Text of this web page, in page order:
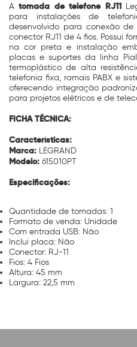
Atomada de telefone RJ11
para instalações de
desenvolvido para conexão
conector RJ11 de 4 fios. Possui
na cor preta e instalação
placas e suportes da linha
termoplástico de alta
telefonia fixa, ramais PABX e
oferecendo integração
para projetos elétricos e de
FICHA TÉCNICA:
Características:
Marca: LEGRAND
Modelo: 615010PT
Especificações:
Quantidade de tomadas: 1
Formato de venda: Unidade
Com entrada USB: Não
Inclui placa: Não
Conector: RJ-11
Fios: 4 Fios
Altura: 45 mm
Largura: 22,5 mm